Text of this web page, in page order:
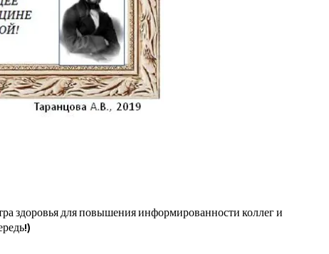
здоровья для повышения информированности коллег и